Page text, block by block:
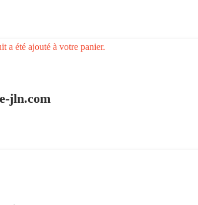
a été ajouté à votre panier.
jln.com